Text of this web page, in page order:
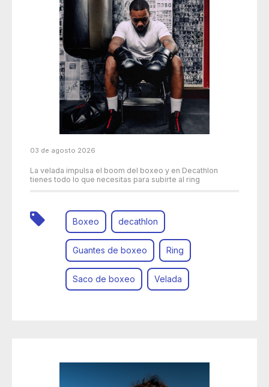
03 de agosto 2026
La velada impulsa el boom del boxeo y en Decathlon
tienes todo lo que necesitas para subirte al ring
Boxeo decathlon
Guantes de boxeo Ring
Saco de boxeo Velada